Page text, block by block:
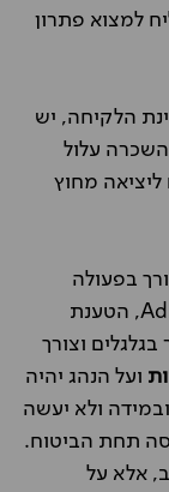
למצוא פתרון
הלקיחה, יש
עלול
ליציאה מחוץ
בפעולה
כלשהי מצד הנהג, למשל הוספת נוזל AdBlue, הטענת
וצורך
ועל הנהג יהיה
ולא יעשה
תחת הביטוח.
אלא על